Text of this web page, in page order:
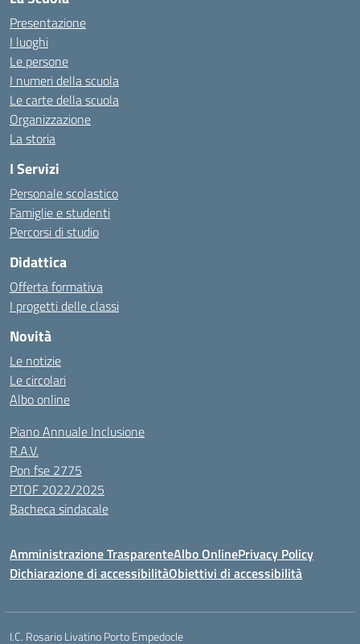
Presentazione
I luoghi
Le persone
I numeri della scuola
Le carte della scuola
Organizzazione
La storia
I Servizi
Personale scolastico
Famiglie e studenti
Percorsi di studio
Didattica
Offerta formativa
I progetti delle classi
Novità
Le notizie
Le circolari
Albo online
Piano Annuale Inclusione
R.A.V.
Pon fse 2775
PTOF 2022/2025
Bacheca sindacale
Amministrazione TrasparenteAlbo OnlinePrivacy Policy
Dichiarazione di accessibilitàObiettivi di accessibilità
I.C. Rosario Livatino Porto Empedocle